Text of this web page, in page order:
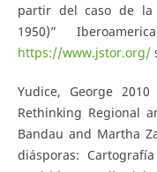
partir del caso de la
1950)”
https://www.jstor.org/
Yudice, George
Rethinking Regional
Bandau and Martha
diásporas: